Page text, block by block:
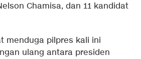
Chamisa, dan 11 kandidat
menduga pilpres kali ini
ulang antara presiden